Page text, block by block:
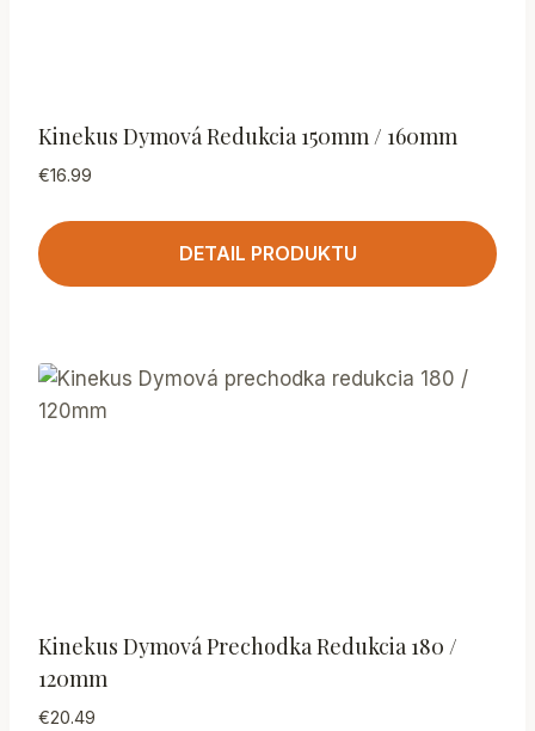
Kinekus Dymová Redukcia 150mm / 160mm
€16.99
DETAIL PRODUKTU
Kinekus Dymová Prechodka Redukcia 180 /
120mm
€20.49